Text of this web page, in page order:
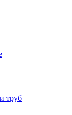
труб